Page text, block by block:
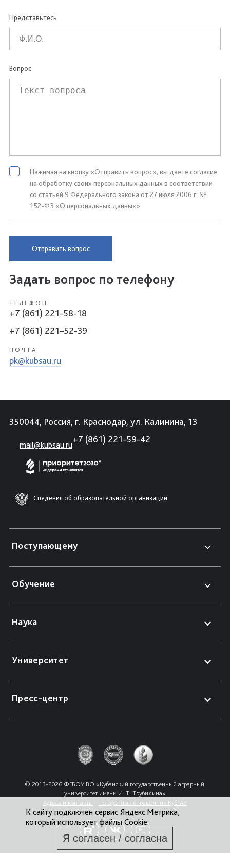
Представьтесь
Вопрос
Нажимая на кнопку «Отправить вопрос», вы даете согласие
на обработку своих персональных данных в соответствии
со статьей 9 Федерального закона от 27 июля 2006 г. №
152-ФЗ «О персональных данных»
Отправить вопрос
Задать вопрос по телефону
ТЕЛЕФОН
+7 (861) 221-58-18
+7 (861) 221–52-39
ПОЧТА
pk@kubsau.ru
350044, Россия, г. Краснодар, ул. Калинина, 13
mail@kubsau.ru
+7 (861) 221-59-42
Сведения об образовательной организации
Поступающему
Обучение
Наука
Университет
Пресс-центр
© 2013-2026 ФГБОУ ВО «Кубанский государственный аграрный
университет имени И. Т. Трубилина»
Адреса и контакты
Телефонный справочник КубГАУ
К сайту подключен сервис Яндекс.Метрика,
который использует файлы Cookie.
Я согласен / согласна